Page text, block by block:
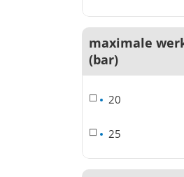
maximale
(bar)
20
25